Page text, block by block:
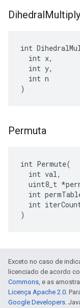
DihedralMultiply
int
  int x,
  int y,
  int n
)
Permuta
int Permute(
  int val,
uint8_t
int
int
)
Exceto no caso de
licenciado de acordo
Commons, e as
Licença Apache 2.0.
Google Developers.